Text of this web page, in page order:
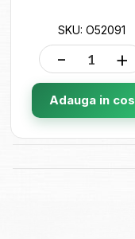
SKU: O52091
- +
Adauga in cos